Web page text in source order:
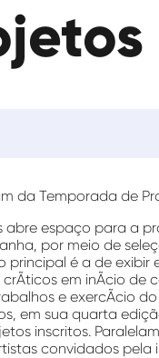
da Temporada de
espaço para a
por meio de
principal é a de
em inÃ­cio de
e exercÃ­cio
em sua quarta
inscritos.
convidados pela